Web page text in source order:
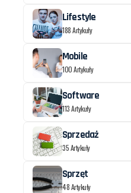
Lifestyle
188 Artykuły
Mobile
100 Artykuły
Software
113 Artykuły
Sprzedaż
35 Artykuły
Sprzęt
48 Artykuły